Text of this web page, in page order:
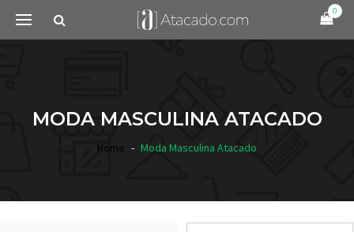
0
MODA MASCULINA ATACADO
Home Moda Masculina Atacado